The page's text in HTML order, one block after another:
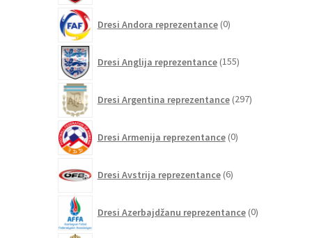
Dresi Andora reprezentance 0izdelkov
Dresi Anglija reprezentance 155izdelkov
Dresi Argentina reprezentance 297izdelkov
Dresi Armenija reprezentance 0izdelkov
Dresi Avstrija reprezentance 6izdelkov
Dresi Azerbajdžanu reprezentance 0izdelkov